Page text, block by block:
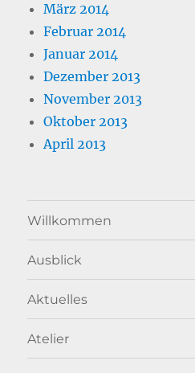
März 2014
Februar 2014
Januar 2014
Dezember 2013
November 2013
Oktober 2013
April 2013
Willkommen
Ausblick
Aktuelles
Atelier